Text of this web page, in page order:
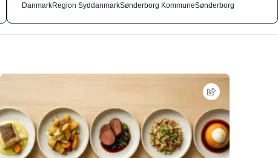
DanmarkRegion SyddanmarkSønderborg KommuneSønderborg